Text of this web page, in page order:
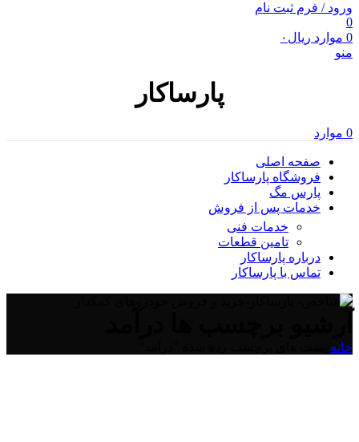
ورود / فرم ثبت نام
0
0 موارد ریال ۰
منو
پارساکار
0 موارد
صفحه اصلی
فروشگاه پارساکار
پارس مگ
خدمات پس از فروش
خدمات فنی
تامین قطعات
درباره پارساکار
تماس با پارساکار
خانه